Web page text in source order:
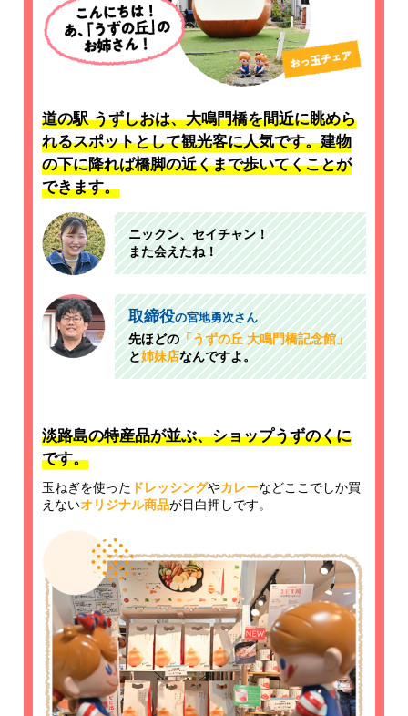
道の駅 うずしおは、大鳴門橋を間近に眺めら
れるスポットとして観光客に人気です。建物
の下に降れば橋脚の近くまで歩いてくことが
できます。
ニックン、セイチャン！
また会えたね！
取締役の宮地勇次さん
先ほどの「うずの丘 大鳴門橋記念館」
と姉妹店なんですよ。
淡路島の特産品が並ぶ、ショップうずのくに
です。
玉ねぎを使った ドレッシングやカレーなどここでしか買
えないオリジナル商品が目白押しです。